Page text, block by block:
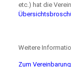
etc.) hat die
Weitere
Zum